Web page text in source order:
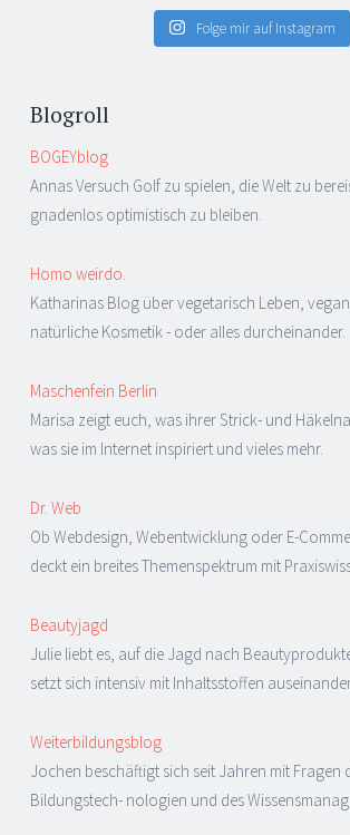
Folge mir auf Instagram
Blogroll
BOGEYblog
Annas Versuch Golf zu spielen, die Welt zu
gnadenlos optimistisch zu bleiben.
Homo weirdo.
Katharinas Blog über vegetarisch Leben, vegan
natürliche Kosmetik - oder alles durcheinander.
Maschenfein Berlin
Marisa zeigt euch, was ihrer Strick- und
was sie im Internet inspiriert und vieles mehr.
Dr. Web
Ob Webdesign, Webentwicklung oder E-
deckt ein breites Themenspektrum mit
Beautyjagd
Julie liebt es, auf die Jagd nach
setzt sich intensiv mit Inhaltsstoffen
Weiterbildungsblog
Jochen beschäftigt sich seit Jahren mit Fragen
Bildungstech- nologien und des